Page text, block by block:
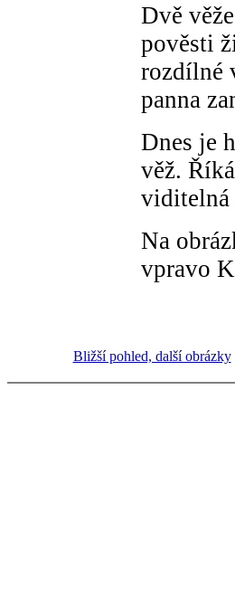
Dvě
pověsti
rozdílné
panna
Dnes je
věž.
viditelná
Na
vpravo
Bližší pohled, další obrázky